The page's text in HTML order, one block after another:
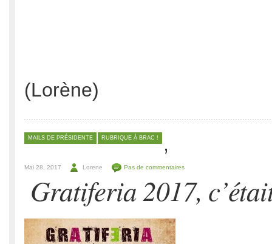
(Lorène)
MAILS DE PRÉSIDENTE ,
RUBRIQUE À BRAC !
Mai 28, 2017 Lorene Pas de commentaires
Gratiferia 2017,